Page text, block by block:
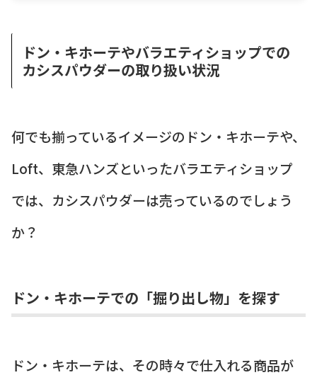
ドン・キホーテやバラエティショップでの
カシスパウダーの取り扱い状況
何でも揃っているイメージのドン・キホーテや、
Loft、東急ハンズといったバラエティショップ
では、カシスパウダーは売っているのでしょう
か？
ドン・キホーテでの「掘り出し物」を探す
ドン・キホーテは、その時々で仕入れる商品が